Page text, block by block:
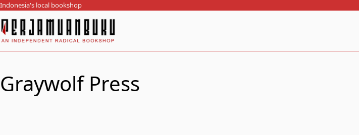
Indonesia's local bookshop
Graywolf Press